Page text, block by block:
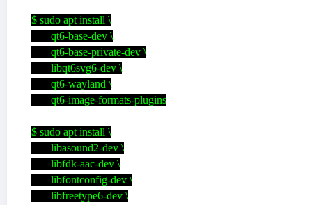
$ sudo apt install \
qt6-base-dev \
qt6-base-private-dev \
libqt6svg6-dev \
qt6-wayland \
qt6-image-formats-plugins
$ sudo apt install \
libasound2-dev \
libfdk-aac-dev \
libfontconfig-dev \
libfreetype6-dev \